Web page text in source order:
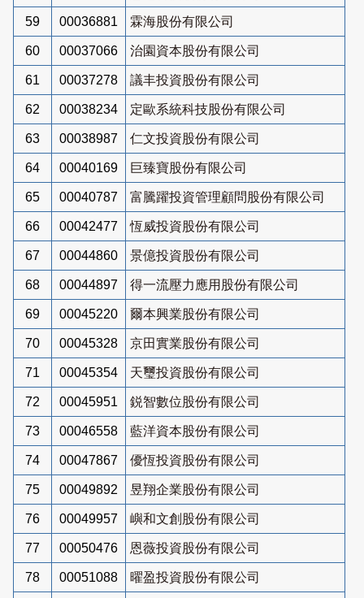
59 00036881 霖海股份有限公司
60 00037066 治園資本股份有限公司
61 00037278 議丰投資股份有限公司
62 00038234 定歐系統科技股份有限公司
63 00038987 仁文投資股份有限公司
64 00040169 巨臻寶股份有限公司
65 00040787 富騰躍投資管理顧問股份有限公司
66 00042477 恆威投資股份有限公司
67 00044860 景億投資股份有限公司
68 00044897 得一流壓力應用股份有限公司
69 00045220 爾本興業股份有限公司
70 00045328 京田實業股份有限公司
71 00045354 天璽投資股份有限公司
72 00045951 鋭智數位股份有限公司
73 00046558 藍洋資本股份有限公司
74 00047867 優恆投資股份有限公司
75 00049892 昱翔企業股份有限公司
76 00049957 嶼和文創股份有限公司
77 00050476 恩薇投資股份有限公司
78 00051088 曜盈投資股份有限公司